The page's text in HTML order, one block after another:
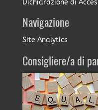
Dichiarazione di
Navigazione
Site Analytics
Consigliere/a di